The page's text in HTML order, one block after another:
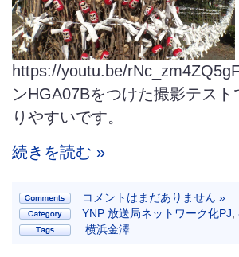
https://youtu.be/
ンHGA07Bをつけた撮影テス
りやすいです。
続きを読む »
コメントはまだありません »
YNP 放送局ネットワーク化PJ
横浜金澤